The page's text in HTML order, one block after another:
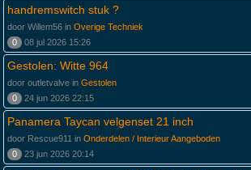
handremswitch stuk ?
door Willem56 in Overige Techniek
0
08 jul 2026 15:26
Gestolen: Witte 964
door outletvalve in Gestolen
0
24 jun 2026 22:15
Panamera Taycan velgenset 21 inch
door Rescue911 in Onderdelen / Interieur Aangeboden
0
23 jun 2026 20:14